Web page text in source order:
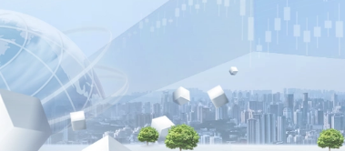
โครงสร้างอ
โครงสร้างบ
ข้อบังคับบริษัท
โครงสร้างการถือหุ้น
จุดเด่นทางการเงิน
สรุปข้อมูลทางการเงิน
ความสามารถในการทำก
รายงาน
การต่อ
นโยบา
นโยบาย
นโยบาย
นโยบาย
การขับเ
การบริห
บริษัท วา
บริษัท ภั
บริษัท โท
บริษัท ว